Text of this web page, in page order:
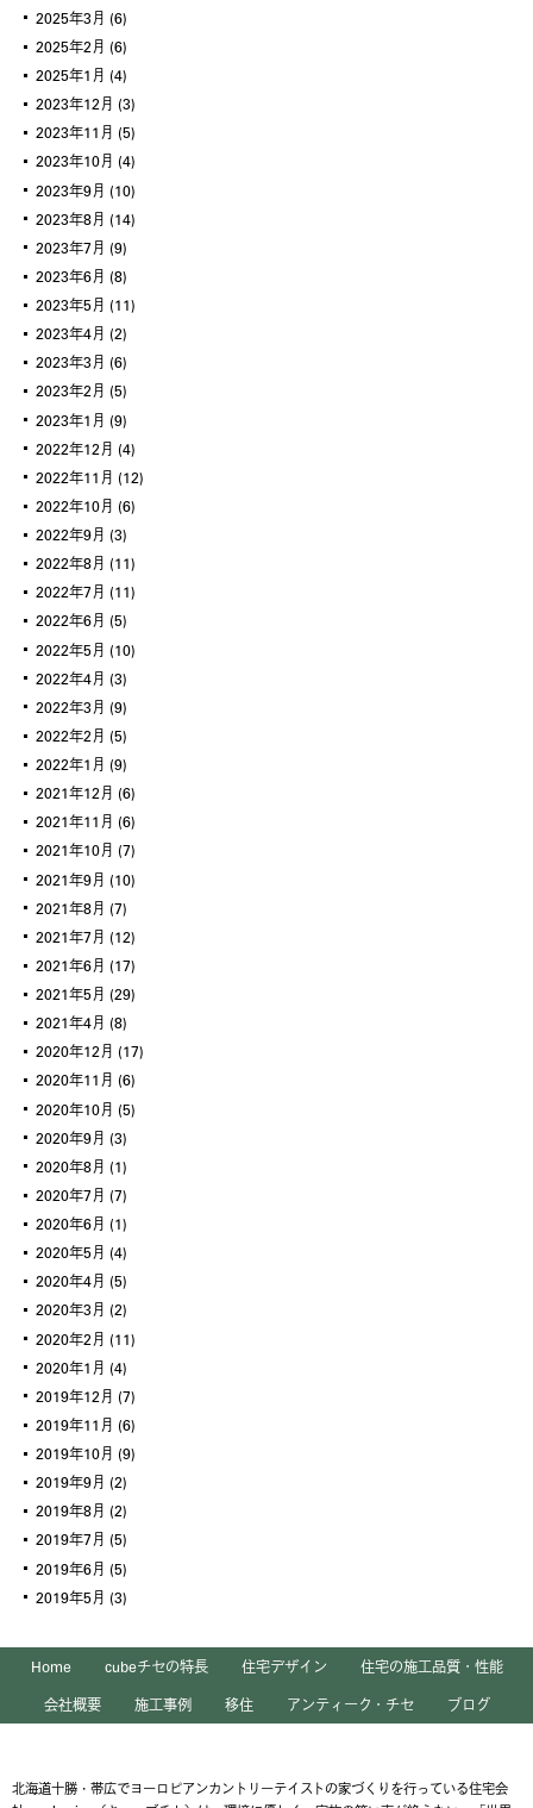
2025年3月 (6)
2025年2月 (6)
2025年1月 (4)
2023年12月 (3)
2023年11月 (5)
2023年10月 (4)
2023年9月 (10)
2023年8月 (14)
2023年7月 (9)
2023年6月 (8)
2023年5月 (11)
2023年4月 (2)
2023年3月 (6)
2023年2月 (5)
2023年1月 (9)
2022年12月 (4)
2022年11月 (12)
2022年10月 (6)
2022年9月 (3)
2022年8月 (11)
2022年7月 (11)
2022年6月 (5)
2022年5月 (10)
2022年4月 (3)
2022年3月 (9)
2022年2月 (5)
2022年1月 (9)
2021年12月 (6)
2021年11月 (6)
2021年10月 (7)
2021年9月 (10)
2021年8月 (7)
2021年7月 (12)
2021年6月 (17)
2021年5月 (29)
2021年4月 (8)
2020年12月 (17)
2020年11月 (6)
2020年10月 (5)
2020年9月 (3)
2020年8月 (1)
2020年7月 (7)
2020年6月 (1)
2020年5月 (4)
2020年4月 (5)
2020年3月 (2)
2020年2月 (11)
2020年1月 (4)
2019年12月 (7)
2019年11月 (6)
2019年10月 (9)
2019年9月 (2)
2019年8月 (2)
2019年7月 (5)
2019年6月 (5)
2019年5月 (3)
Home cubeチセの特長 住宅デザイン
住宅の施工品質・性能
会社概要
施工事例 移住 アンティーク・チセ ブログ
北海道十勝・帯広でヨーロピアンカントリーテイストの家づくりを行っている住宅会